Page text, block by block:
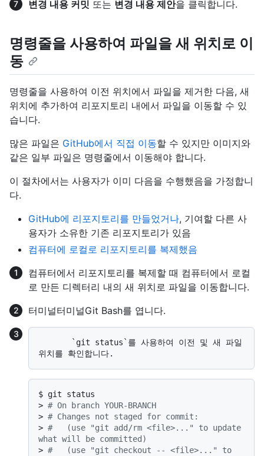
변경 내용 커밋 또는 변경 내용 제안을 클릭합니다.
명령줄을 사용하여 파일을 새 위치로 이
동
명령줄을 사용하여 이전 위치에서 파일을 제거한 다음, 새
위치에 추가하여 리포지토리 내에서 파일을 이동할 수 있
습니다.
많은 파일은 GitHub에서 직접 이동할 수 있지만 이미지와
같은 일부 파일은 명령줄에서 이동해야 합니다.
이 절차에서는 사용자가 이미 다음을 수행했음을 가정합니
다.
GitHub에 리포지토리를 만들었거나, 기여할 다른 사
용자가 소유한 기존 리포지토리가 있음
컴퓨터에 로컬로 리포지토리를 복제했음
컴퓨터에서 리포지토리를 복제할 때 컴퓨터에서 로컬
로 만든 디렉터리 내의 새 위치로 파일을 이동합니다.
터미널터미널Git Bash를 엽니다.
$ git status
> # On branch YOUR-BRANCH
> # Changes not staged for commit:
> #   (use "git add/rm <file>..." to update
what will be committed)
> #   (use "git checkout -- <file>..." to